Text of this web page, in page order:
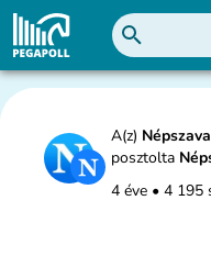
A(z)
posztolta
4 éve • 4 195